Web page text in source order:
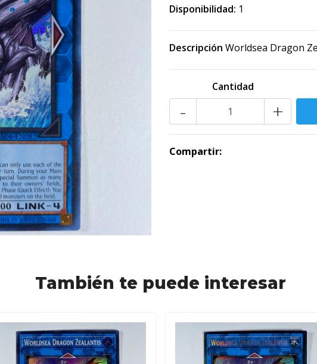
Disponibilidad: 1
Descripción Worldsea Dragon
Cantidad
+
-
Compartir:
También te puede interesar